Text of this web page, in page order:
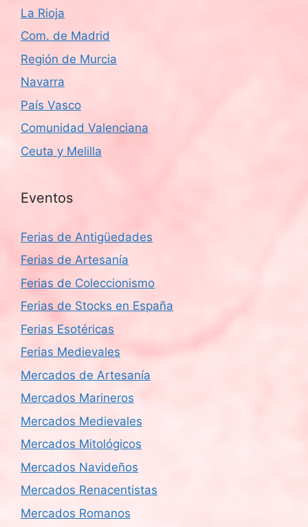
La Rioja
Com. de Madrid
Región de Murcia
Navarra
País Vasco
Comunidad Valenciana
Ceuta y Melilla
Eventos
Ferias de Antigüedades
Ferias de Artesanía
Ferias de Coleccionismo
Ferias de Stocks en España
Ferias Esotéricas
Ferias Medievales
Mercados de Artesanía
Mercados Marineros
Mercados Medievales
Mercados Mitológicos
Mercados Navideños
Mercados Renacentistas
Mercados Romanos